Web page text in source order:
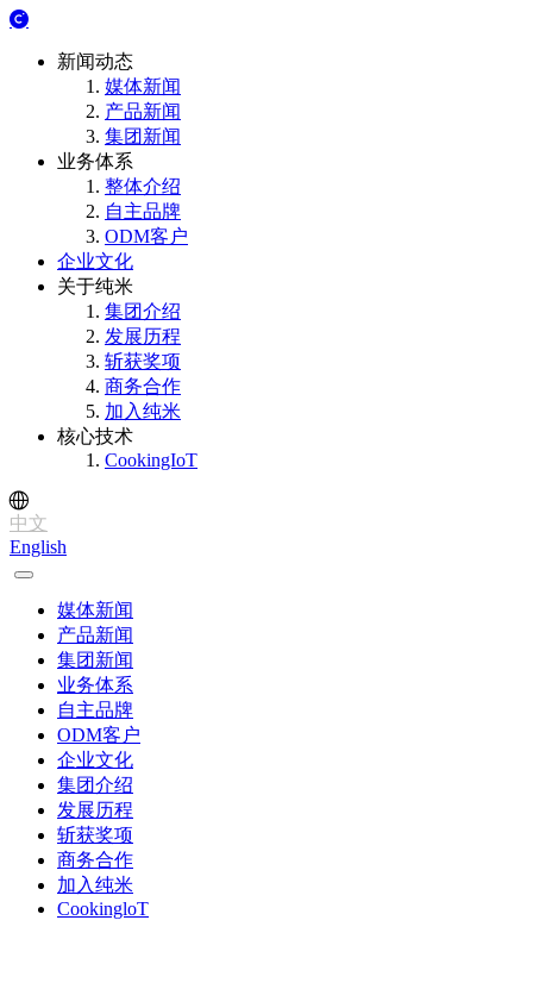
新闻动态
媒体新闻
产品新闻
集团新闻
业务体系
整体介绍
自主品牌
ODM客户
企业文化
关于纯米
集团介绍
发展历程
斩获奖项
商务合作
加入纯米
核心技术
CookingIoT
中文
English
媒体新闻
产品新闻
集团新闻
业务体系
自主品牌
ODM客户
企业文化
集团介绍
发展历程
斩获奖项
商务合作
加入纯米
CookingloT